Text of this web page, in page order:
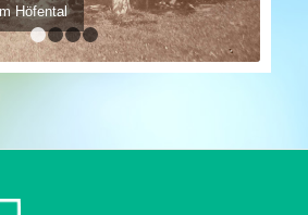
Höfental
1 2 3 4